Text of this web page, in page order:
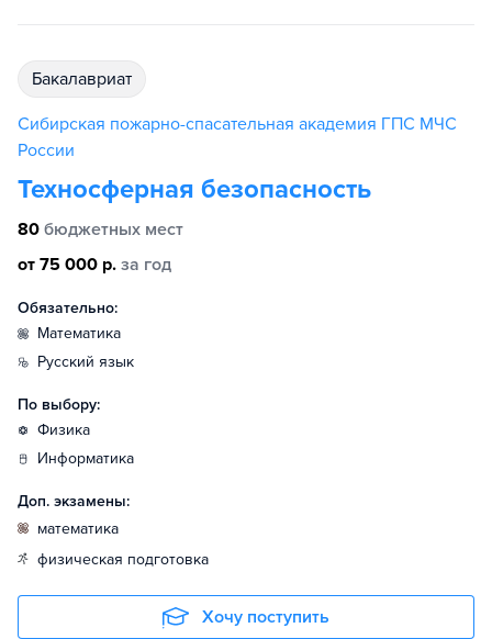
бакалавриат
Сибирская пожарно-спасательная академия ГПС МЧС
России
Техносферная безопасность
80 бюджетных мест
от 75 000 р. за год
Обязательно:
математика
русский язык
По выбору:
физика
информатика
Доп. экзамены:
математика
физическая подготовка
Хочу поступить